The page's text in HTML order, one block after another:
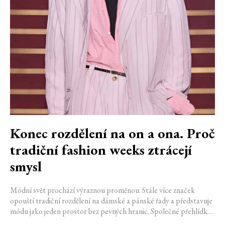
Konec rozdělení na on a ona. Proč
tradiční fashion weeks ztrácejí
smysl
Módní svět prochází výraznou proměnou. Stále více značek
opouští tradiční rozdělení na dámské a pánské řady a představuje
módu jako jeden prostor bez pevných hranic. Společné přehlídky,